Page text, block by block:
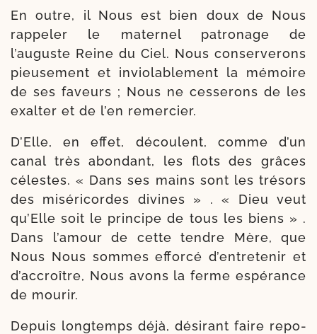
En outre, il Nous est bien doux de Nous
rap­pe­ler le mater­nel patro­nage de
l’auguste Reine du Ciel. Nous conser­ve­rons
pieu­se­ment et invio­la­ble­ment la mémoire
de ses faveurs ; Nous ne ces­se­rons de les
exal­ter et de l’en remercier.
D’Elle, en effet, découlent, comme d’un
canal très abon­dant, les flots des grâces
célestes. « Dans ses mains sont les tré­sors
des misé­ri­cordes divines » . « Dieu veut
qu’Elle soit le prin­cipe de tous les biens » .
Dans l’amour de cette tendre Mère, que
Nous Nous sommes effor­cé d’entretenir et
d’accroître, Nous avons la ferme espé­rance
de mourir.
Depuis long­temps déjà, dési­rant faire repo­